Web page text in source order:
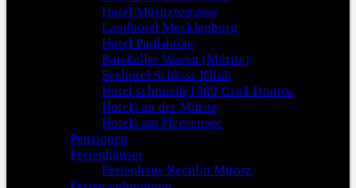
Hotel Müritzterrasse
Landhotel Mecklenburg
Hotel Paulshöhe
Ratskeller Waren (Müritz)
Seehotel Schloss Klink
Hotel schmiede1860 Groß Dratow
Hotels an der Müritz
Hotels am Fleesensee
Pensionen
Ferienhäuser
Ferienhaus Rechlin Müritz